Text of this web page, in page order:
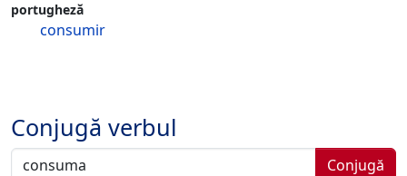
portugheză
consumir
Conjugă verbul
Conjugă